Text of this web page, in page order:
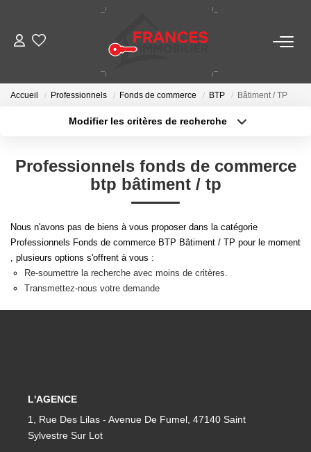
NOTRE AGENCE
CONTACT
Accueil Professionnels Fonds de commerce BTP Bâtiment / TP
Modifier les critères de recherche
Type de bien
Plus de critères
Professionnels fonds de commerce
btp bâtiment / tp
Nous n'avons pas de biens à vous proposer dans la catégorie
Professionnels Fonds de commerce BTP Bâtiment / TP pour le moment
, plusieurs options s'offrent à vous :
Re-soumettre la recherche avec moins de critères.
Transmettez-nous votre demande
L'AGENCE
1, Rue Des Lilas - Avenue De Fumel, 47140 Saint
Sylvestre Sur Lot